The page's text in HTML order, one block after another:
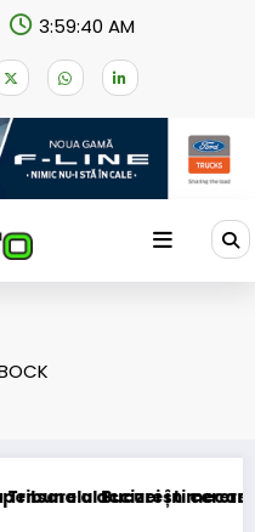
3:59:40 AM
a accizei în mecanism
București cererea